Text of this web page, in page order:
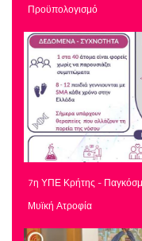
Προϋπολογισμό
7η ΥΠΕ Κρήτης -
Μυϊκή Ατροφία